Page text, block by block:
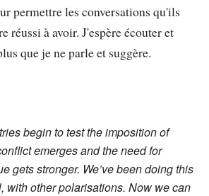
permettre les conversations qu'ils
réussi à avoir. J'espère écouter et
que je ne parle et suggère.
begin to test the imposition of
emerges and the need for
gets stronger. We’ve been doing this
with other polarisations. Now we can